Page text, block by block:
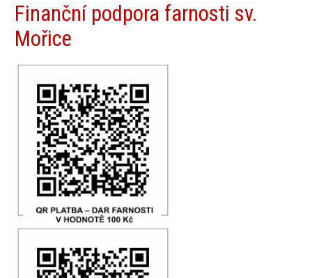
Finanční podpora farnosti sv.
Mořice